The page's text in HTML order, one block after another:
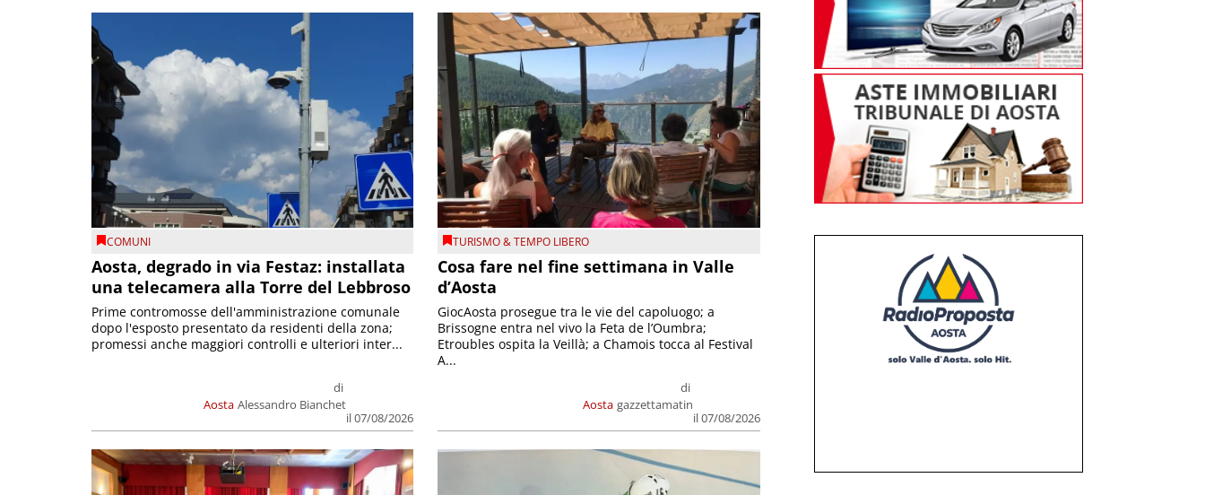
COMUNI
Aosta, degrado in via Festaz: installata
una telecamera alla Torre del Lebbroso
Aosta
di
Alessandro Bianchet
il 07/08/2026
Prime contromosse dell'amministrazione comunale
dopo l'esposto presentato da residenti della zona;
promessi anche maggiori controlli e ulteriori inter...
TURISMO & TEMPO LIBERO
Cosa fare nel fine settimana in Valle
d’Aosta
Aosta
di
gazzettamatin
il 07/08/2026
GiocAosta prosegue tra le vie del capoluogo; a
Brissogne entra nel vivo la Feta de l’Oumbra;
Etroubles ospita la Veillà; a Chamois tocca al Festival
A...